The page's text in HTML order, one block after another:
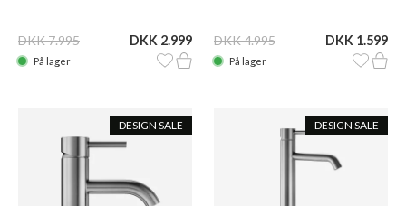
DKK 7.995 DKK 2.999
På lager
DKK 4.995 DKK 1.599
På lager
DESIGN SALE DESIGN SALE